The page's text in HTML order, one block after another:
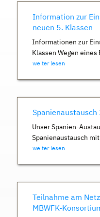
Information zur
neuen 5. Klassen
Informationen zur
Klassen Wegen eines
weiter lesen
Unser Spanien-
Spanienaustausch
weiter lesen
Teilnahme am
MBWFK-